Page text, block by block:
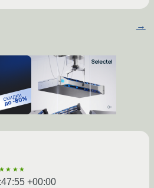
→
+00:00